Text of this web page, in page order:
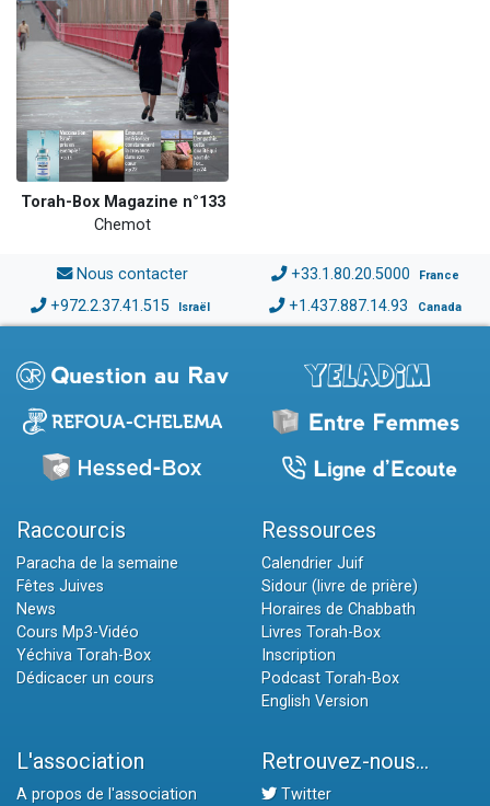
Torah-Box Magazine n°133
Chemot
Nous contacter +33.1.80.20.5000 France
+972.2.37.41.515 Israël +1.437.887.14.93 Canada
Raccourcis
Paracha de la semaine
Fêtes Juives
News
Cours Mp3-Vidéo
Yéchiva Torah-Box
Dédicacer un cours
Ressources
Calendrier Juif
Sidour (livre de prière)
Horaires de Chabbath
Livres Torah-Box
Inscription
Podcast Torah-Box
English Version
L'association
A propos de l'association
Retrouvez-nous...
Twitter